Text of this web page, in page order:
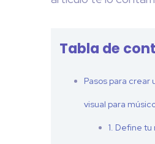
Tabla de
Pasos para crear
visual para
1. Define tu